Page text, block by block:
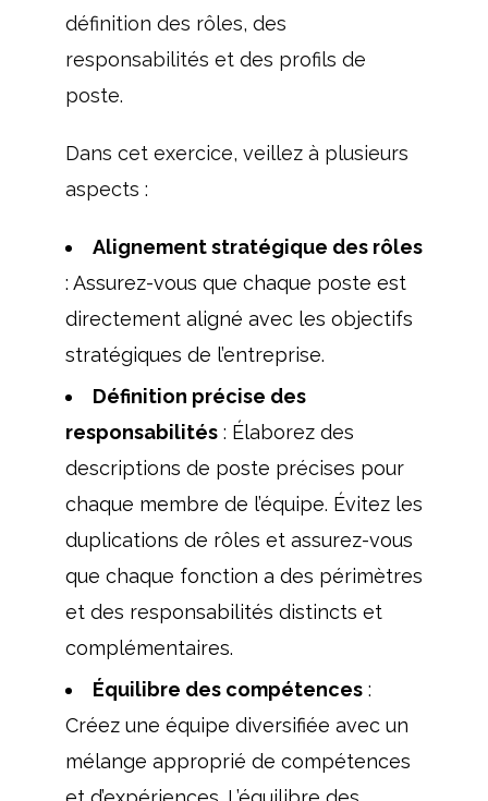
définition des rôles, des
responsabilités et des profils de
poste.
Dans cet exercice, veillez à plusieurs
aspects :
Alignement stratégique des rôles
: Assurez-vous que chaque poste est
directement aligné avec les objectifs
stratégiques de l’entreprise.
Définition précise des
responsabilités: Élaborez des
descriptions de poste précises pour
chaque membre de l’équipe. Évitez les
duplications de rôles et assurez-vous
que chaque fonction a des périmètres
et des responsabilités distincts et
complémentaires.
Équilibre des compétences:
Créez une équipe diversifiée avec un
mélange approprié de compétences